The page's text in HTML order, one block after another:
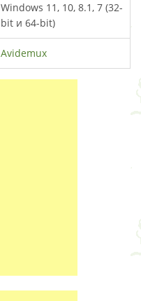
Windows 11, 10, 8.1, 7 (32-
bit и 64-bit)
Avidemux